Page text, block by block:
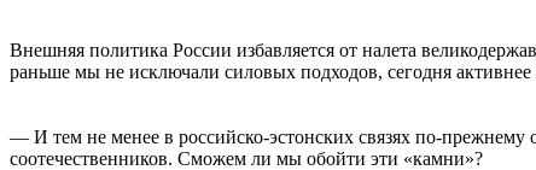
Внешняя политика России избавляется от налета
раньше мы не исключали силовых подходов, сегодня
— И тем не менее в российско-эстонских связях по-
соотечественников. Сможем ли мы обойти эти «камни»?